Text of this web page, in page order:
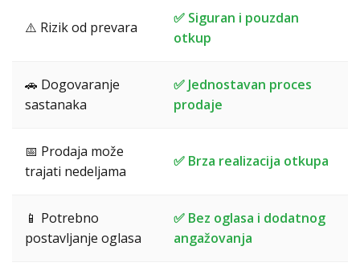
⚠️ Rizik od prevara
✅ Siguran i pouzdan
otkup
🚗 Dogovaranje
sastanaka
✅ Jednostavan proces
prodaje
📅 Prodaja može
trajati nedeljama
✅ Brza realizacija otkupa
📱 Potrebno
postavljanje oglasa
✅ Bez oglasa i dodatnog
angažovanja